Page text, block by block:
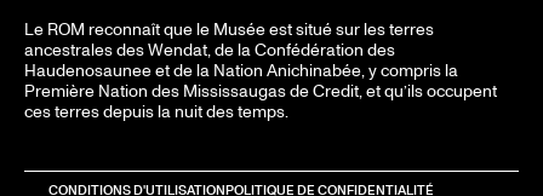
Le ROM reconnaît que le Musée est situé sur les terres
ancestrales des Wendat, de la Confédération des
Haudenosaunee et de la Nation Anichinabée, y compris la
Première Nation des Mississaugas de Credit, et qu’ils occupent
ces terres depuis la nuit des temps.
CONDITIONS D'UTILISATION POLITIQUE DE CONFIDENTIALITÉ